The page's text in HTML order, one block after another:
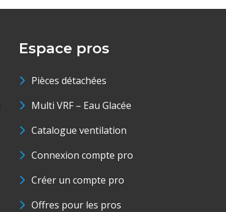
Espace pros
Pièces détachées
Multi VRF – Eau Glacée
Catalogue ventilation
Connexion compte pro
Créer un compte pro
Offres pour les pros